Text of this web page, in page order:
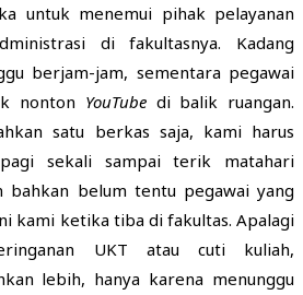
untuk menemui pihak pelayanan
di fakultasnya. Kadang
berjam-jam, sementara pegawai
nonton YouTubedi balik ruangan.
satu berkas saja, kami harus
sekali sampai terik matahari
bahkan belum tentu pegawai yang
kami ketika tiba di fakultas. Apalagi
UKT atau cuti kuliah,
lebih, hanya karena menunggu